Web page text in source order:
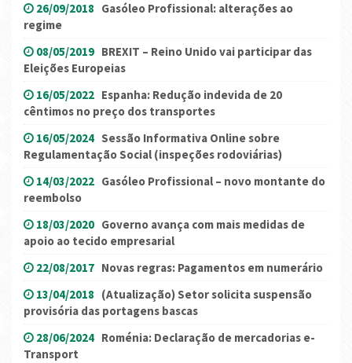
26/09/2018 Gasóleo Profissional: alterações ao
regime
08/05/2019 BREXIT – Reino Unido vai participar das
Eleições Europeias
16/05/2022 Espanha: Redução indevida de 20
cêntimos no preço dos transportes
16/05/2024 Sessão Informativa Online sobre
Regulamentação Social (inspeções rodoviárias)
14/03/2022 Gasóleo Profissional – novo montante do
reembolso
18/03/2020 Governo avança com mais medidas de
apoio ao tecido empresarial
22/08/2017 Novas regras: Pagamentos em numerário
13/04/2018 (Atualização) Setor solicita suspensão
provisória das portagens bascas
28/06/2024 Roménia: Declaração de mercadorias e-
Transport